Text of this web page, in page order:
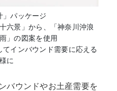
」パッケージ
六景」から、「神奈川沖浪
」の図案を使用
インバウンド需要に応える
に
バウンドやお土産需要を